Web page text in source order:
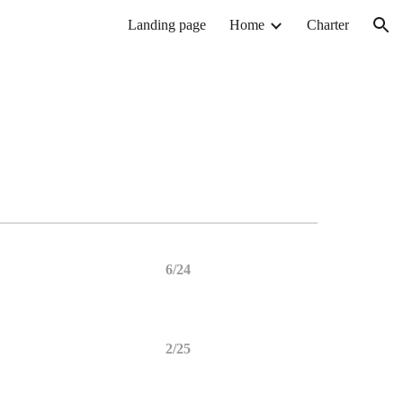
Landing page Home Charter
6/24
2/25